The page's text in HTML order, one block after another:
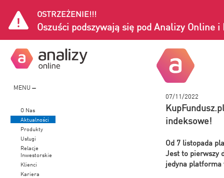
OSTRZEŻENIE!!!
Oszuści podszywają się pod Analizy Online i
MENU
O Nas
Aktualności
Produkty
Usługi
Relacje
Inwestorskie
Klienci
Kariera
07/11/2022
indeksowe!
Od 7 listopada
Jest to pierwszy
jedyna